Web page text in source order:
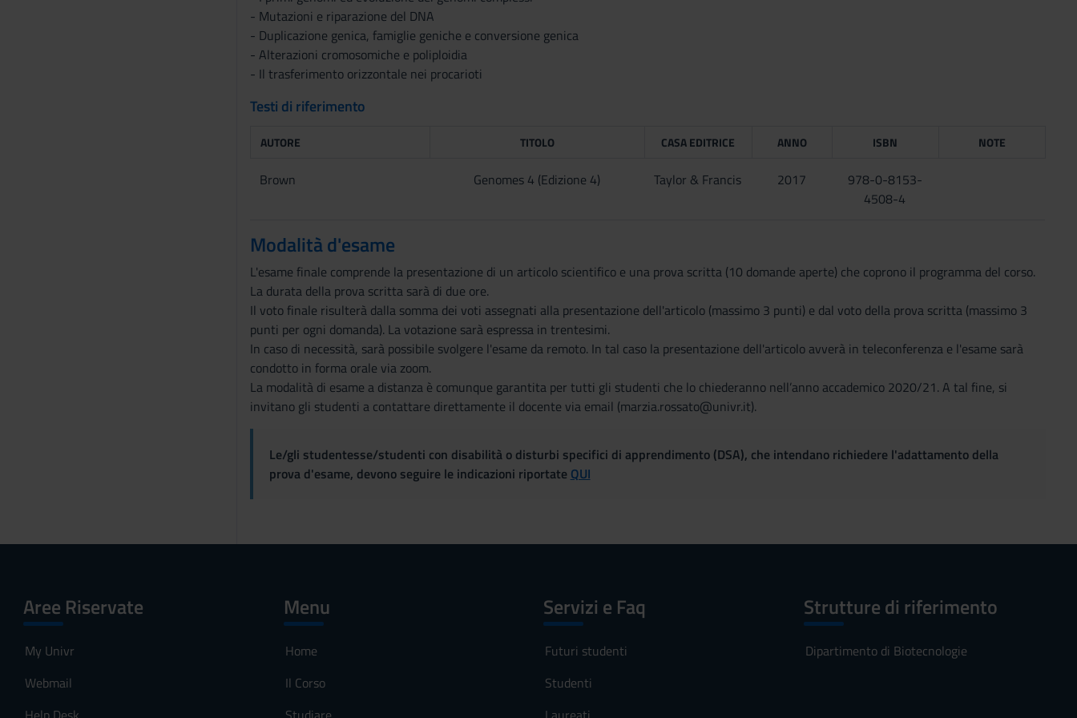
- Mutazioni e riparazione del DNA
- Duplicazione genica, famiglie geniche e conversione genica
- Alterazioni cromosomiche e poliploidia
- Il trasferimento orizzontale nei procarioti
Testi di riferimento
AUTORE TITOLO CASA EDITRICE ANNO ISBN NOTE
Brown Genomes 4 (Edizione 4) Taylor & Francis 2017
978-0-8153-
4508-4
Modalità d'esame
L'esame finale comprende la presentazione di un articolo scientifico e una prova scritta (10 domande aperte) che coprono il programma del corso.
La durata della prova scritta sarà di due ore.
Il voto finale risulterà dalla somma dei voti assegnati alla presentazione dell'articolo (massimo 3 punti) e dal voto della prova scritta (massimo 3
punti per ogni domanda). La votazione sarà espressa in trentesimi.
In caso di necessità, sarà possibile svolgere l'esame da remoto. In tal caso la presentazione dell'articolo avverà in teleconferenza e l'esame sarà
condotto in forma orale via zoom.
La modalità di esame a distanza è comunque garantita per tutti gli studenti che lo chiederanno nell’anno accademico 2020/21. A tal fine, si
invitano gli studenti a contattare direttamente il docente via email (marzia.rossato@univr.it).
Le/gli studentesse/studenti con disabilità o disturbi specifici di apprendimento (DSA), che intendano richiedere l'adattamento della
prova d'esame, devono seguire le indicazioni riportate QUI
Aree Riservate
My Univr
Webmail
Menu
Home
Il Corso
Servizi e Faq
Futuri studenti
Studenti
Strutture di riferimento
Dipartimento di Biotecnologie